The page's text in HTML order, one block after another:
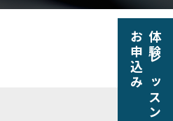
体験レッスン
お申込み